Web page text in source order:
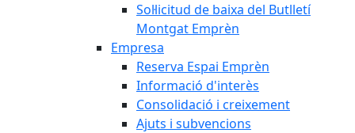
Sol·licitud de baixa del Butlletí
Montgat Emprèn
Empresa
Reserva Espai Emprèn
Informació d'interès
Consolidació i creixement
Ajuts i subvencions